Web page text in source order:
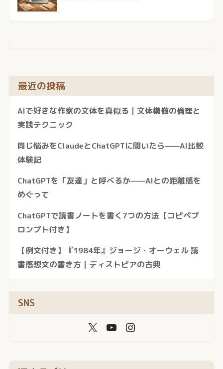
最近の投稿
AIで好きな作家の文体を真似る｜文体模倣の倫理と
実践テクニック
同じ悩みをClaudeとChatGPTに聞いたら——AI比較
体験記
ChatGPTを「友達」と呼べるか——AIとの距離感を
めぐって
ChatGPTで読書ノートを書く7つの方法【コピペプ
ロンプト付き】
【例文付き】『1984年』ジョージ・オーウェル 読
書感想文の書き方｜ディストピアの古典
SNS